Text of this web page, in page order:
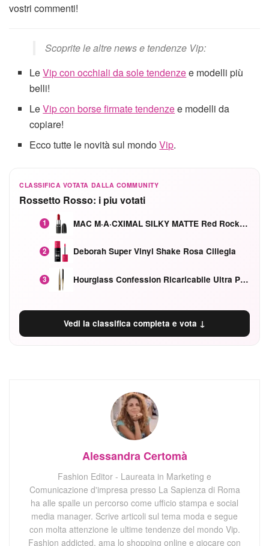
vostri commenti!
Scoprite le altre news e tendenze Vip:
LeVip con occhiali da sole tendenzee modelli più
belli!
LeVip con borse firmate tendenzee modelli da
copiare!
Ecco tutte le novità sul mondoVip.
CLASSIFICA VOTATA DALLA COMMUNITY
Rossetto Rosso: i piu votati
1 MAC M·A·CXIMAL SILKY MATTE Red Rock mat
2 Deborah Super Vinyl Shake Rosa Ciliegia
3 Hourglass Confession Ricaricabile Ultra Preciso Ad Alta Intensità Secretly Classic Red
Vedi la classifica completa e vota ↓
Alessandra Certomà
Fashion Editor - Laureata in Marketing e
Comunicazione d'impresa presso La Sapienza di Roma
ha alle spalle un percorso come ufficio stampa e social
media manager. Scrive articoli sul tema moda e segue
con molta attenzione le ultime tendenze del mondo Vip.
Fashion addicted, ama lo shopping online e giocare con